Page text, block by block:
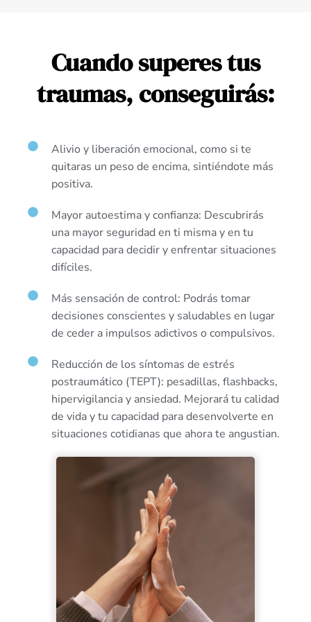
Cuando superes tus
traumas, conseguirás:
Alivio y liberación emocional, como si te
quitaras un peso de encima, sintiéndote más
positiva.
Mayor autoestima y confianza: Descubrirás
una mayor seguridad en ti misma y en tu
capacidad para decidir y enfrentar situaciones
difíciles.
Más sensación de control: Podrás tomar
decisiones conscientes y saludables en lugar
de ceder a impulsos adictivos o compulsivos.
Reducción de los síntomas de estrés
postraumático (TEPT): pesadillas, flashbacks,
hipervigilancia y ansiedad. Mejorará tu calidad
de vida y tu capacidad para desenvolverte en
situaciones cotidianas que ahora te angustian.